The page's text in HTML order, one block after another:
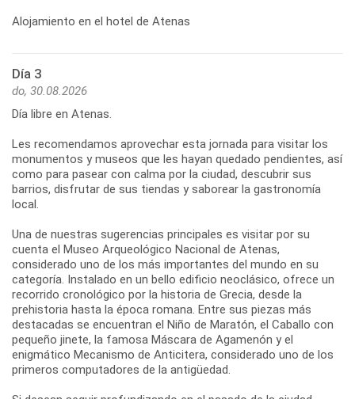
Día 3
do, 30.08.2026
Día libre en Atenas.
Les recomendamos aprovechar esta jornada para visitar los
monumentos y museos que les hayan quedado pendientes, así
como para pasear con calma por la ciudad, descubrir sus
barrios, disfrutar de sus tiendas y saborear la gastronomía
local.
Una de nuestras sugerencias principales es visitar por su
cuenta el Museo Arqueológico Nacional de Atenas,
considerado uno de los más importantes del mundo en su
categoría. Instalado en un bello edificio neoclásico, ofrece un
recorrido cronológico por la historia de Grecia, desde la
prehistoria hasta la época romana. Entre sus piezas más
destacadas se encuentran el Niño de Maratón, el Caballo con
pequeño jinete, la famosa Máscara de Agamenón y el
enigmático Mecanismo de Anticitera, considerado uno de los
primeros computadores de la antigüedad.